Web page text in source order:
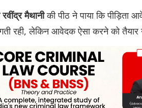
मैथानीकी पीठ ने पाया कि
रही, लेकिन आवेदक ऐसा करने को